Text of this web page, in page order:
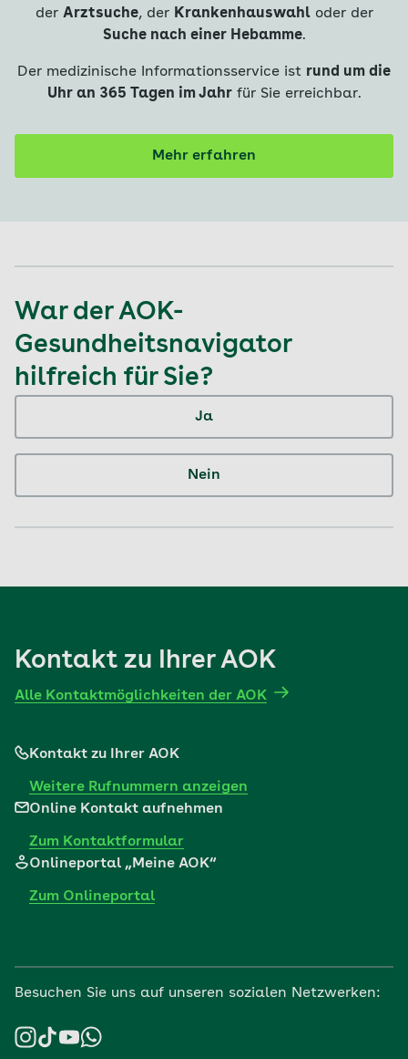
der Arztsuche, der Krankenhauswahloder der
Suche nach einer Hebamme.
Der medizinische Informationsservice ist rund um die
Uhr an 365 Tagen im Jahrfür Sie erreichbar.
Mehr erfahren
War der AOK-
Gesundheitsnavigator
hilfreich für Sie?
Ja
Nein
Kontakt zu Ihrer AOK
Alle Kontaktmöglichkeiten der AOK
Kontakt zu Ihrer AOK
Weitere Rufnummern anzeigen
Online Kontakt aufnehmen
Zum Kontaktformular
Onlineportal „Meine AOK“
Zum Onlineportal
Besuchen Sie uns auf unseren sozialen Netzwerken: